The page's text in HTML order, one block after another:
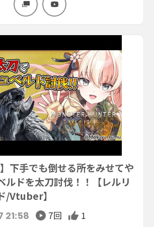
下手でも倒せる所をみせてや
ルドを太刀討伐！！【レルリ
/Vtuber】
21:58 7回
1